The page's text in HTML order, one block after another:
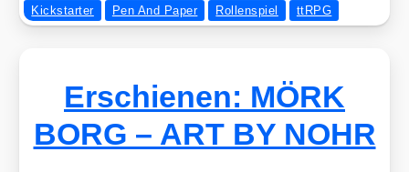
Kickstarter
Pen And Paper Rollenspiel ttRPG
Erschienen: MÖRK
BORG – ART BY NOHR